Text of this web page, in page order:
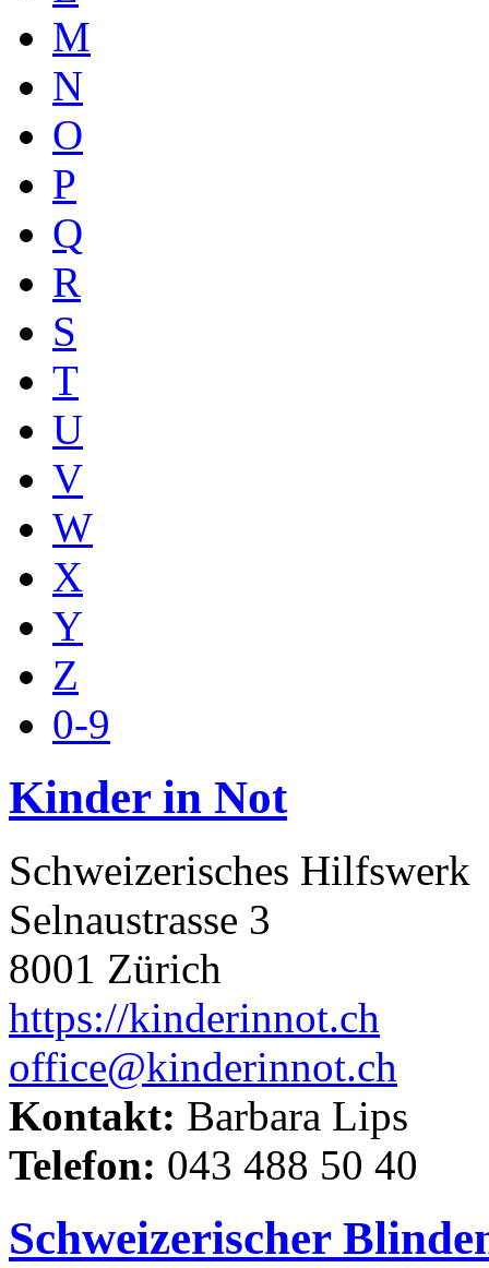
M
N
O
P
Q
R
S
T
U
V
W
X
Y
Z
0-9
Kinder in Not
Schweizerisches Hilfswerk
Selnaustrasse 3
8001 Zürich
https://kinderinnot.ch
office@kinderinnot.ch
Kontakt: Barbara Lips
Telefon: 043 488 50 40
Schweizerischer